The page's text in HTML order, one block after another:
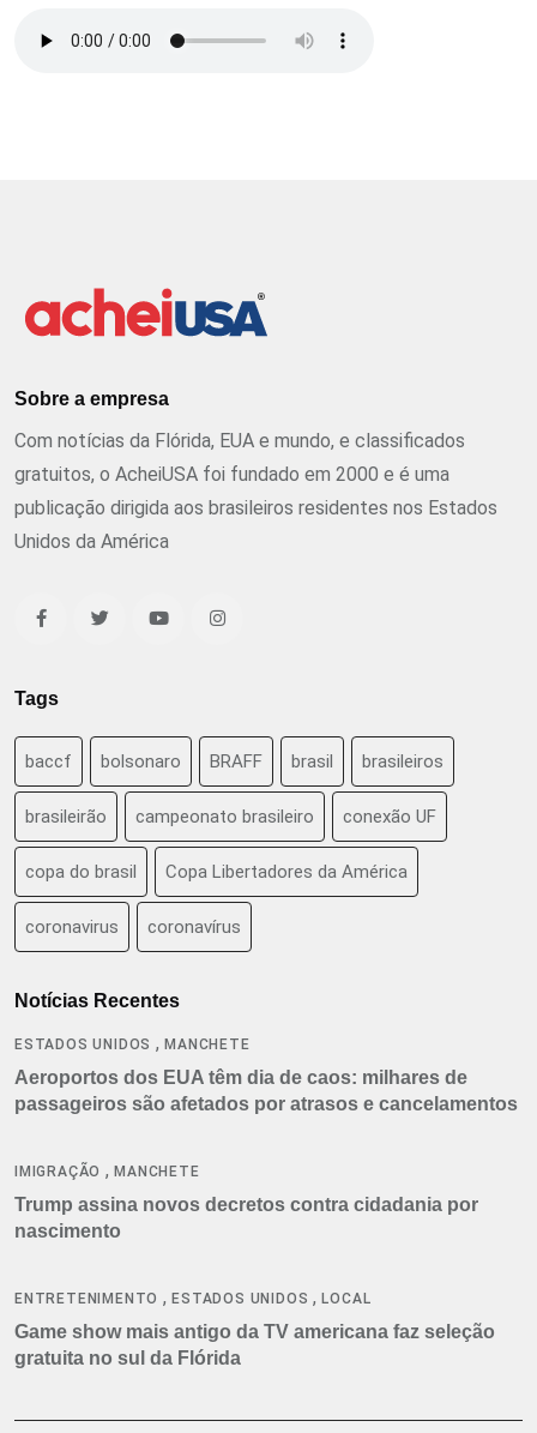
Sobre a empresa
Com notícias da Flórida, EUA e mundo, e classificados
gratuitos, o AcheiUSA foi fundado em 2000 e é uma
publicação dirigida aos brasileiros residentes nos Estados
Unidos da América
Tags
baccf bolsonaro BRAFF brasil brasileiros
brasileirão campeonato brasileiro conexão UF
copa do brasil Copa Libertadores da América
coronavirus coronavírus
Notícias Recentes
ESTADOS UNIDOS ,MANCHETE
Aeroportos dos EUA têm dia de caos: milhares de
passageiros são afetados por atrasos e cancelamentos
IMIGRAÇÃO ,MANCHETE
Trump assina novos decretos contra cidadania por
nascimento
ENTRETENIMENTO ,ESTADOS UNIDOS ,LOCAL
Game show mais antigo da TV americana faz seleção
gratuita no sul da Flórida